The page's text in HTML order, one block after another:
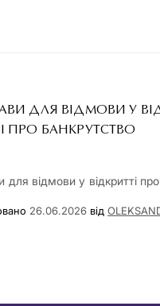
ДЛЯ ВІДМОВИ У
ПРО БАНКРУТСТВО
для відмови у відкритті
26.06.2026 від